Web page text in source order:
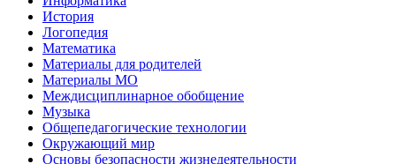
История
Логопедия
Математика
Материалы для родителей
Материалы МО
Междисциплинарное обобщение
Музыка
Общепедагогические технологии
Окружающий мир
Основы безопасности жизнедеятельности